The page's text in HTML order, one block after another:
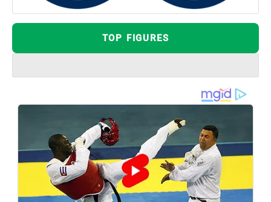
TOP FIGURES